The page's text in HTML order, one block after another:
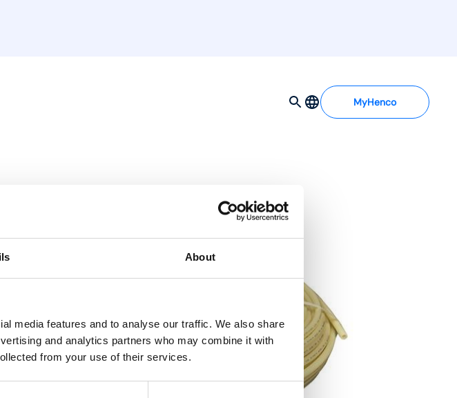
About
media features and to analyse our traffic. We also share
and analytics partners who may combine it with
from your use of their services.
MyHenco